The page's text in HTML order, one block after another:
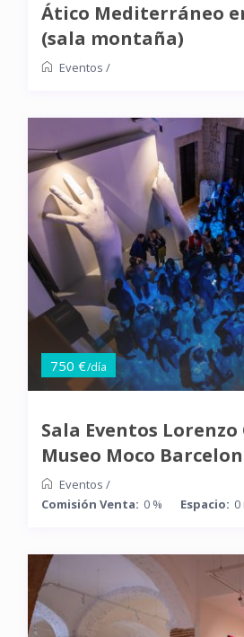
Ático Mediterráneo
(sala montaña)
Eventos /
750 €/día
Sala Eventos
Museo Moco
Eventos /
Comisión Venta: 0 % Espacio: 0